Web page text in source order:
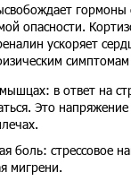
гормоны
опасности.
ускоряет
в ответ на
Это
боль: стрессовое
мигрени.